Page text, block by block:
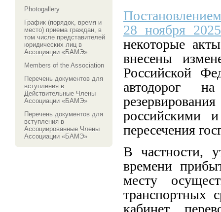
Photogallery
График (порядок, время и
место) приема граждан, в
том числе представителей
юридических лиц в
Ассоциации «БАМЭ»
Members of the Association
Перечень документов для
вступления в
Действительные Члены
Ассоциации «БАМЭ»
Перечень документов для
вступления в
Ассоциированные Члены
Ассоциации «БАМЭ»
28 ноября
некоторые
внесены
Российской
автодорог
российскими
пересечения
В частности,
времени
месту
транспортных
кабинет